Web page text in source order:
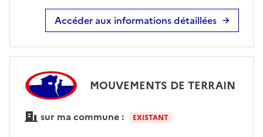
Accéder aux informations détaillées
MOUVEMENTS DE TERRAIN
sur ma commune : EXISTANT